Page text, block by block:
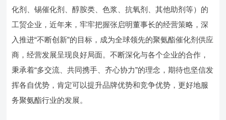
化剂、锡催化剂、醇胺类、色浆、抗氧剂、其他助剂等）的
工贸企业，近年来，牢牢把握张启明董事长的经营策略，深
入推进“不断创新”的目标，成为全球领先的聚氨酯催化剂供应
商，经营发展呈现良好局面。不断深化与各个企业的合作，
秉承着“多交流、共同携手、齐心协力”的理念，期待也坚信发
挥各自优势，肯定可以提升品牌优势和竞争优势，更好地服
务聚氨酯行业的发展。